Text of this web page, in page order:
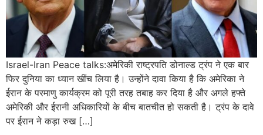
Israel-Iran Peace talks:अमेरिकी राष्ट्रपति डोनाल्ड ट्रंप ने एक बार
फिर दुनिया का ध्यान खींच लिया है। उन्होंने दावा किया है कि अमेरिका ने
ईरान के परमाणु कार्यक्रम को पूरी तरह तबाह कर दिया है और अगले हफ्ते
अमेरिकी और ईरानी अधिकारियों के बीच बातचीत हो सकती है। ट्रंप के दावे
पर ईरान ने कड़ा रुख […]